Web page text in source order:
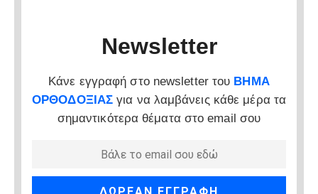
Newsletter
Κάνε εγγραφή στο newsletter του ΒΗΜΑ
ΟΡΘΟΔΟΞΙΑΣ για να λαμβάνεις κάθε μέρα τα
σημαντικότερα θέματα στο email σου